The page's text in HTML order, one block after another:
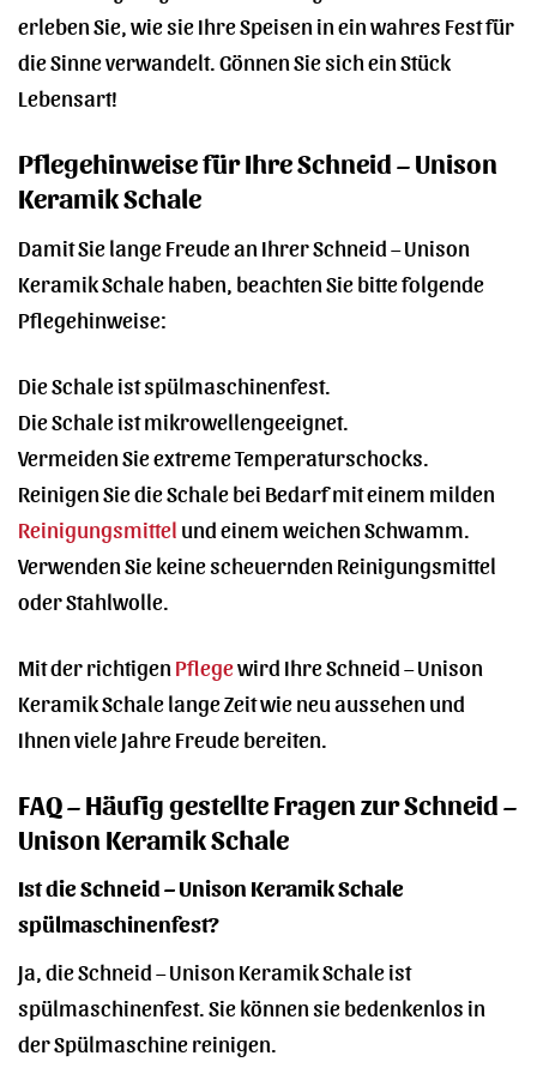
erleben Sie, wie sie Ihre Speisen in ein wahres Fest für
die Sinne verwandelt. Gönnen Sie sich ein Stück
Lebensart!
Pflegehinweise für Ihre Schneid – Unison
Keramik Schale
Damit Sie lange Freude an Ihrer Schneid – Unison
Keramik Schale haben, beachten Sie bitte folgende
Pflegehinweise:
Die Schale ist spülmaschinenfest.
Die Schale ist mikrowellengeeignet.
Vermeiden Sie extreme Temperaturschocks.
Reinigen Sie die Schale bei Bedarf mit einem milden
Reinigungsmittel und einem weichen Schwamm.
Verwenden Sie keine scheuernden Reinigungsmittel
oder Stahlwolle.
Mit der richtigen Pflegewird Ihre Schneid – Unison
Keramik Schale lange Zeit wie neu aussehen und
Ihnen viele Jahre Freude bereiten.
FAQ – Häufig gestellte Fragen zur Schneid –
Unison Keramik Schale
Ist die Schneid – Unison Keramik Schale
spülmaschinenfest?
Ja, die Schneid – Unison Keramik Schale ist
spülmaschinenfest. Sie können sie bedenkenlos in
der Spülmaschine reinigen.